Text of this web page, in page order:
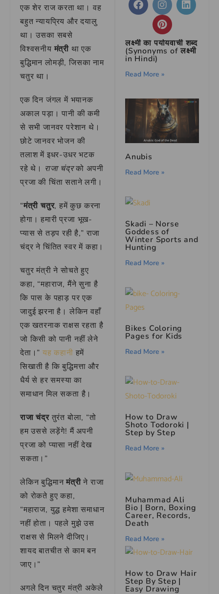
एक शेर राज करता था। वह
बहुत न्यायप्रिय और दयालु
था। उसका सबसे
विश्वसनीय मंत्री था एक
बुद्धिमान लोमड़ी, जिसका नाम
चतुर था।
एक दिन जंगल में भयानक
अकाल पड़ा। पानी की कमी
से सभी जानवर परेशान थे।
छोटे जानवर भोजन की
तलाश में इधर-उधर भटक
रहे थे। राजा चंद्रको अपनी
प्रजा की चिंता सताने लगी।
“मंत्री चतुर, हमें कुछ करना
होगा। हमारी प्रजा भूख-
प्यास से तड़प रही है,” राजा
चंद्र ने चिंतित स्वर में कहा।
चतुर मंत्री ने सोचते हुए
कहा, “महाराज, मैंने सुना है
कि पास के पहाड़ पर एक
जादुई झरना है। लेकिन वहाँ
एक खतरनाक राक्षस रहता है
जो किसी को पानी नहीं लेने
देता।” यह कहानी हमें
सिखाती है कि बुद्धिमत्ता और
धैर्य से हर समस्या का
समाधान मिल सकता है।
राजा चंद्रतुरंत बोला, “तो
हम उससे लड़ेंगे! मैं अपनी
प्रजा को प्यासा नहीं देख
सकता।”
लेकिन बुद्धिमानमंत्रीने राजा
को रोकते हुए कहा,
“महाराज, युद्ध हमेशा समाधान
नहीं होता। पहले मुझे उस
राक्षस से मिलने दीजिए।
शायद बातचीत से काम बन
जाए।”
अगले दिन चतुर मंत्री अकेले
लक्ष्मी का पर्यायवाची शब्द
(Synonyms of लक्ष्मी
in Hindi)
Read More »
Anubis
Read More »
Skadi – Norse
Goddess of
Winter Sports and
Hunting
Read More »
Bikes Coloring
Pages for Kids
Read More »
How to Draw
Shoto Todoroki |
Step by Step
Read More »
Muhammad Ali
Bio | Born, Boxing
Career, Records,
Death
Read More »
How to Draw Hair
Step By Step |
Easy Drawing